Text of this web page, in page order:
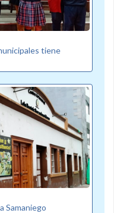
tiene
Samaniego